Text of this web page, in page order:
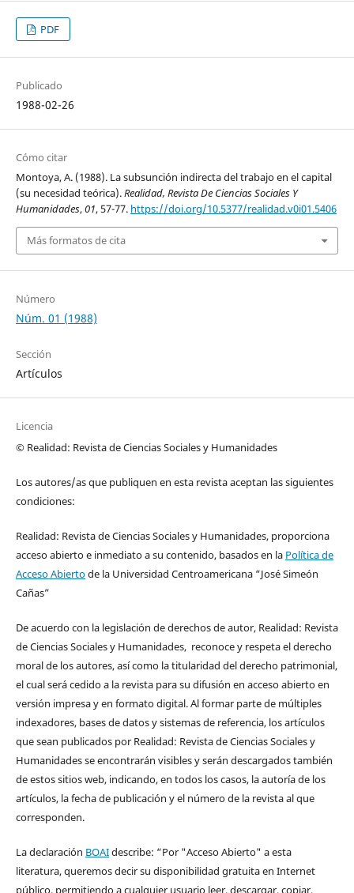
PDF
Publicado
1988-02-26
Cómo citar
Montoya, A. (1988). La subsunción indirecta del trabajo en el capital
(su necesidad teórica).Realidad, Revista De Ciencias Sociales Y
Humanidades,01, 57-77. https://doi.org/10.5377/realidad.v0i01.5406
Más formatos de cita
Número
Núm. 01 (1988)
Sección
Artículos
Licencia
© Realidad: Revista de Ciencias Sociales y Humanidades
Los autores/as que publiquen en esta revista aceptan las siguientes
condiciones:
Realidad: Revista de Ciencias Sociales y Humanidades, proporciona
acceso abierto e inmediato a su contenido, basados en la Política de
Acceso Abiertode la Universidad Centroamericana “José Simeón
Cañas”
De acuerdo con la legislación de derechos de autor, Realidad: Revista
de Ciencias Sociales y Humanidades, reconoce y respeta el derecho
moral de los autores, así como la titularidad del derecho patrimonial,
el cual será cedido a la revista para su difusión en acceso abierto en
versión impresa y en formato digital. Al formar parte de múltiples
indexadores, bases de datos y sistemas de referencia, los artículos
que sean publicados por Realidad: Revista de Ciencias Sociales y
Humanidades se encontrarán visibles y serán descargados también
de estos sitios web, indicando, en todos los casos, la autoría de los
artículos, la fecha de publicación y el número de la revista al que
corresponden.
La declaración BOAIdescribe: “Por "Acceso Abierto" a esta
literatura, queremos decir su disponibilidad gratuita en Internet
público, permitiendo a cualquier usuario leer, descargar, copiar,